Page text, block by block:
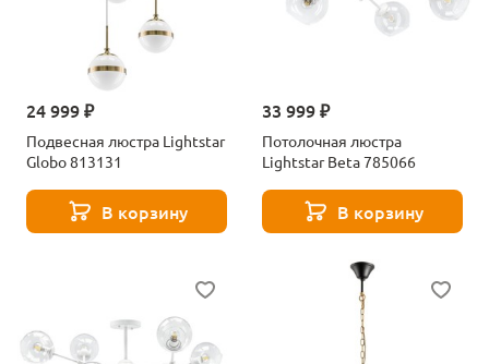
24 999 ₽
Подвесная люстра Lightstar
Globo 813131
В корзину
33 999 ₽
Потолочная люстра
Lightstar Beta 785066
В корзину